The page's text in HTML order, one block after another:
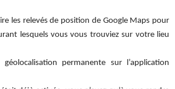
les relevés de position de Google Maps pour
lesquels vous vous trouviez sur votre lieu
permanente sur l’application